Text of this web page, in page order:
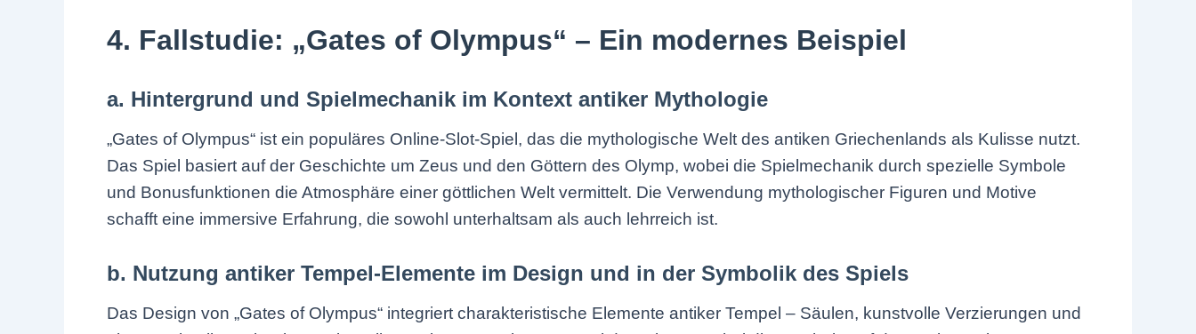
4. Fallstudie: „Gates of Olympus“ – Ein modernes Beispiel
a. Hintergrund und Spielmechanik im Kontext antiker Mythologie
„Gates of Olympus“ ist ein populäres Online-Slot-Spiel, das die mythologische Welt des antiken Griechenlands als Kulisse nutzt.
Das Spiel basiert auf der Geschichte um Zeus und den Göttern des Olymp, wobei die Spielmechanik durch spezielle Symbole
und Bonusfunktionen die Atmosphäre einer göttlichen Welt vermittelt. Die Verwendung mythologischer Figuren und Motive
schafft eine immersive Erfahrung, die sowohl unterhaltsam als auch lehrreich ist.
b. Nutzung antiker Tempel-Elemente im Design und in der Symbolik des Spiels
Das Design von „Gates of Olympus“ integriert charakteristische Elemente antiker Tempel – Säulen, kunstvolle Verzierungen und